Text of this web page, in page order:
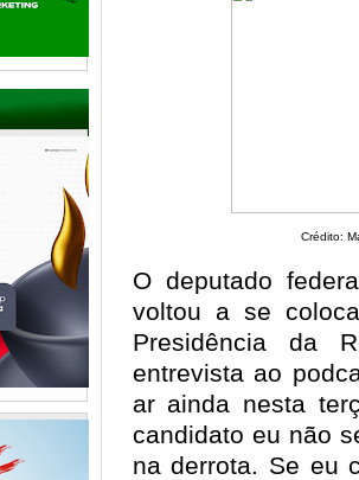
Crédito:
O deputado
voltou a se
Presidência da
entrevista ao
ar ainda nesta
candidato eu não
na derrota. Se eu